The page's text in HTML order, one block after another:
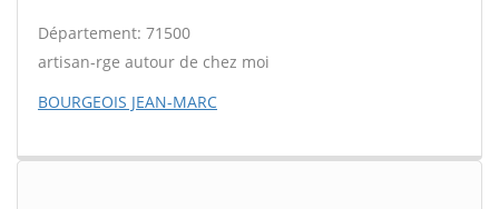
Département: 71500
artisan-rge autour de chez moi
BOURGEOIS JEAN-MARC